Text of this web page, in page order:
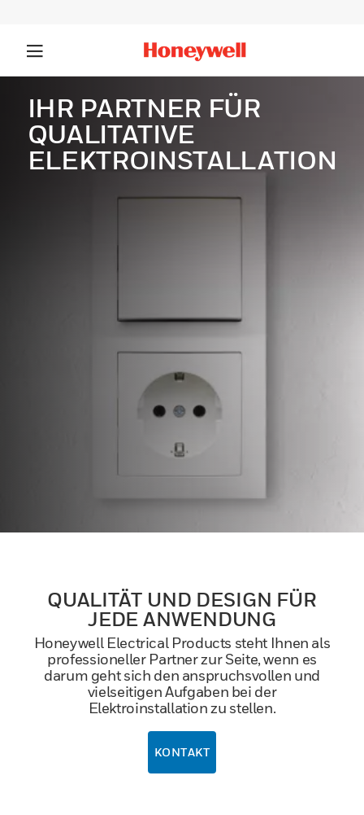
IHR PARTNER FÜR
QUALITATIVE
ELEKTROINSTALLATION
QUALITÄT UND DESIGN FÜR
JEDE ANWENDUNG
Honeywell Electrical Products steht Ihnen als
professioneller Partner zur Seite, wenn es
darum geht sich den anspruchsvollen und
vielseitigen Aufgaben bei der
Elektroinstallation zu stellen.
KONTAKT